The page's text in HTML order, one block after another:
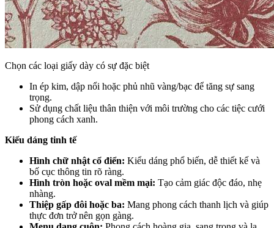
Chọn các loại giấy dày có sự đặc biệt
In ép kim, dập nổi hoặc phủ nhũ vàng/bạc để tăng sự sang
trọng.
Sử dụng chất liệu thân thiện với môi trường cho các tiệc cưới
phong cách xanh.
Kiểu dáng tinh tế
Hình chữ nhật cổ điển: Kiểu dáng phổ biến, dễ thiết kế và
bố cục thông tin rõ ràng.
Hình tròn hoặc oval mềm mại: Tạo cảm giác độc đáo, nhẹ
nhàng.
Thiệp gấp đôi hoặc ba: Mang phong cách thanh lịch và giúp
thực đơn trở nên gọn gàng.